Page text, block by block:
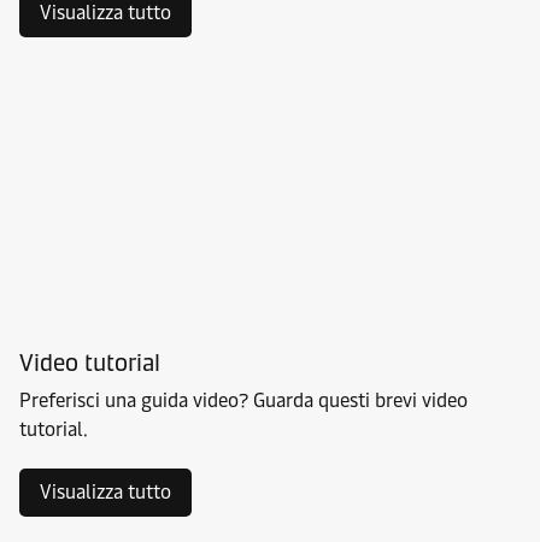
Visualizza tutto
Video tutorial
Preferisci una guida video? Guarda questi brevi video
tutorial.
Visualizza tutto